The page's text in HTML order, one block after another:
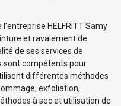
HELFRITT Samy
et ravalement de
de ses services de
sont compétents pour
différentes méthodes
exfoliation,
à sec et utilisation de